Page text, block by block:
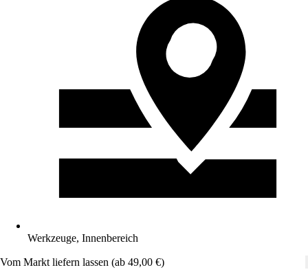
Werkzeuge, Innenbereich
Vom Markt liefern lassen (ab 49,00 €)